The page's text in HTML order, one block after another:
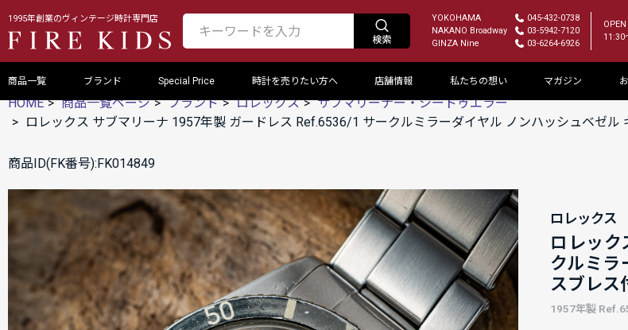
1995年創業のヴィンテージ時計専門店 YOKOHAMA
045-432-0738
NAKANO Broadway
03-5942-7120
GINZA Nine
03-6264-6926
OPEN
11:30
商品一覧 ブランド Special Price 時計を売りたい方へ 店舗情報 私たちの想い マガジン
HOME 商品一覧ページ ブランド ロレックス
サブマリーナー・シードゥエラー
ロレックス サブマリーナ 1957年製 ガードレス Ref.6536/1 サークルミラーダイヤル ノンハッシュベゼル
商品ID(FK番号):FK014849
ロレックス
ロレック
クルミラ
スブレス
1957年製